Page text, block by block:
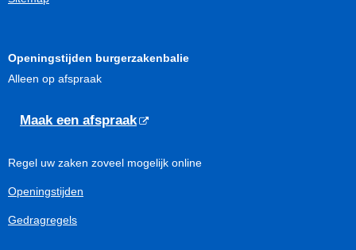
Openingstijden burgerzakenbalie
Alleen op afspraak
Maak een afspraak
Regel uw zaken zoveel mogelijk online
Openingstijden
Gedragregels